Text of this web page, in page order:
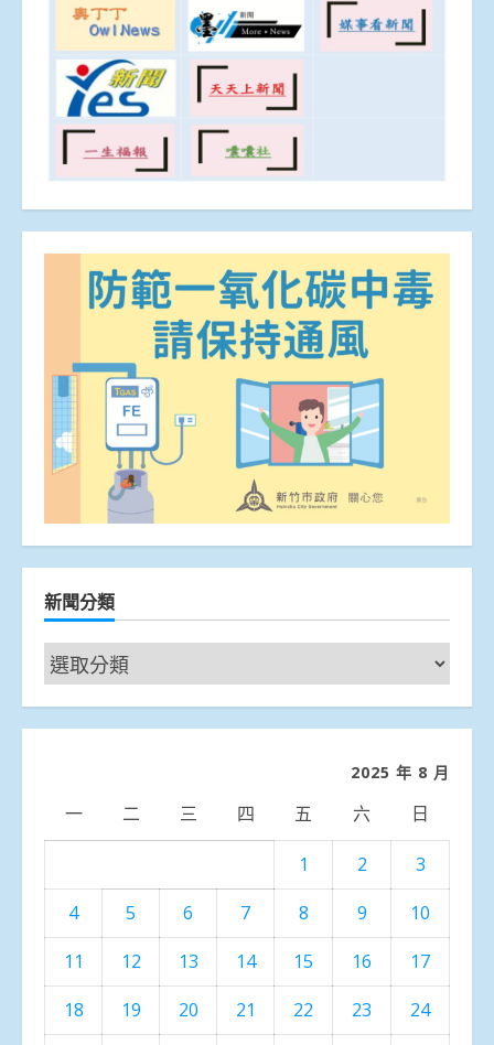
新聞分類
新
聞
分
2025 年 8 月
一 二 三 四 五 六 日
1 2
3
4
5 6 7 8 9
10
11
12 13 14 15 16
17
18
19 20 21 22 23
24